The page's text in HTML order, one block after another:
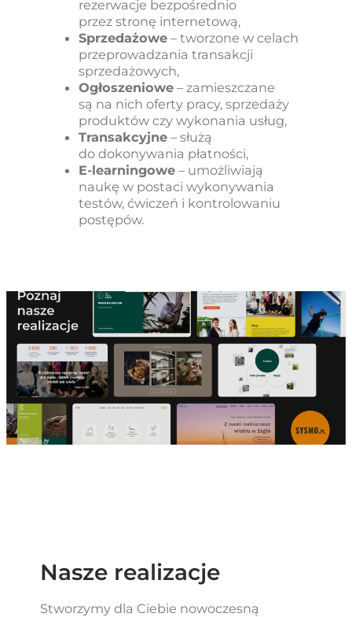
rezerwacje bezpośrednio
przez stronę internetową,
Sprzedażowe– tworzone w celach
przeprowadzania transakcji
sprzedażowych,
Ogłoszeniowe– zamieszczane
są na nich oferty pracy, sprzedaży
produktów czy wykonania usług,
Transakcyjne– służą
do dokonywania płatności,
E-learningowe– umożliwiają
naukę w postaci wykonywania
testów, ćwiczeń i kontrolowaniu
postępów.
Nasze realizacje
Stworzymy dla Ciebie nowoczesną